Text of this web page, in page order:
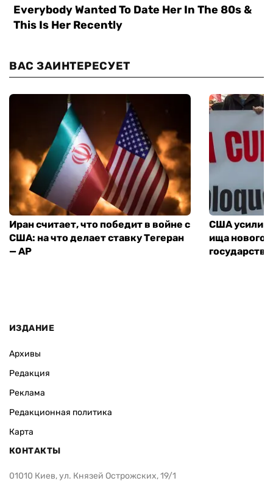
ВАС ЗАИНТЕРЕСУЕТ
Иран считает, что победит в войне с
США: на что делает ставку Тегеран
— AP
США
ища нового
ИЗДАНИЕ
Архивы
Редакция
Реклама
Редакционная политика
Карта
КОНТАКТЫ
01010 Киев, ул. Князей Острожских, 19/1